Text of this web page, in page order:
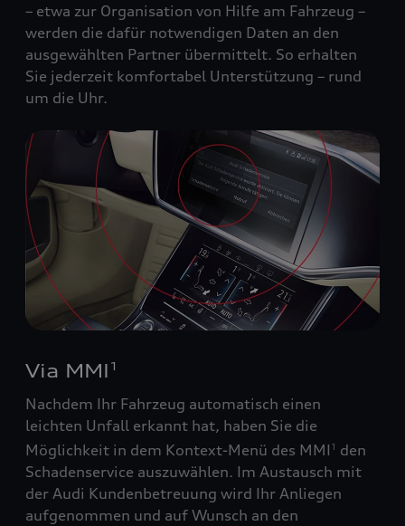
– etwa zur Organisation von Hilfe am Fahrzeug –
werden die dafür notwendigen Daten an den
ausgewählten Partner übermittelt. So erhalten
Sie jederzeit komfortabel Unterstützung – rund
um die Uhr.
Via MMI 1
Nachdem Ihr Fahrzeug automatisch einen
leichten Unfall erkannt hat, haben Sie die
Möglichkeit in dem Kontext-Menü des MMI 1
den
Schadenservice auszuwählen. Im Austausch mit
der Audi Kundenbetreuung wird Ihr Anliegen
aufgenommen und auf Wunsch an den